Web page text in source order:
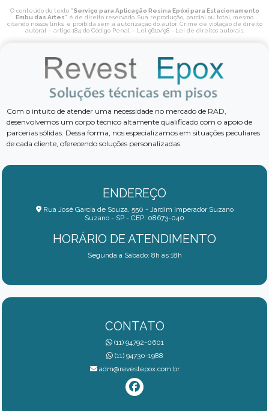
O conteúdo do texto "Serviço para Aplicação Resina Epóxi para Estacionamento
Embu das Artes" é de direito reservado. Sua reprodução, parcial ou total, mesmo
citando nossos links, é proibida sem a autorização do autor. Crime de violação de direito
autoral – artigo 184 do Código Penal – Lei 9610/98 - Lei de direitos autorais.
Com o intuito de atender uma necessidade no mercado de RAD,
desenvolvemos um corpo técnico altamente qualificado com o apoio de
parcerias sólidas. Dessa forma, nos especializamos em situações peculiares
de cada cliente, oferecendo soluções personalizadas.
ENDEREÇO
Rua José Garcia de Souza, 550 - Jardim Imperador Suzano
Suzano - SP - CEP: 08673-040
HORÁRIO DE ATENDIMENTO
Segunda a Sábado: 8h às 18h
CONTATO
(11) 94792-0601
(11) 94730-1988
adm@revestepox.com.br